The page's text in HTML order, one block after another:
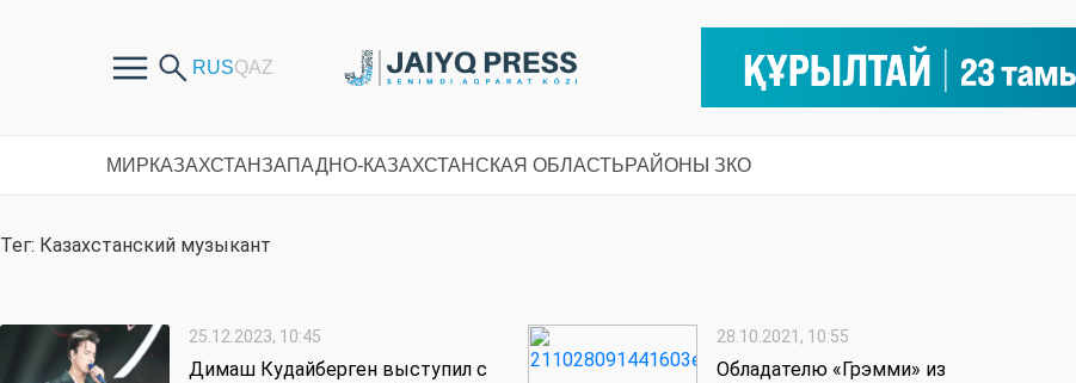
МИРКАЗАХСТАНЗАПАДНО-КАЗАХСТАНСКАЯ ОБЛАСТЬРАЙОНЫ ЗКО
Тег: Казахстанский музыкант
25.12.2023, 10:45
Димаш Кудайберген выступил с
28.10.2021, 10:55
Обладателю «Грэмми» из